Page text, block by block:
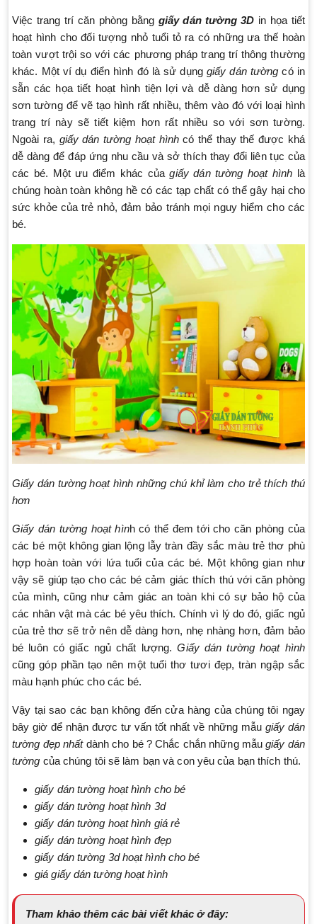
Việc trang trí căn phòng bằng giấy dán tường 3D in họa tiết
hoạt hình cho đối tượng nhỏ tuổi tỏ ra có những ưa thế hoàn
toàn vượt trội so với các phương pháp trang trí thông thường
khác. Một ví dụ điển hình đó là sử dụng giấy dán tường có in
sẵn các họa tiết hoạt hình tiện lợi và dễ dàng hơn sử dụng
sơn tường để vẽ tạo hình rất nhiều, thêm vào đó với loại hình
trang trí này sẽ tiết kiệm hơn rất nhiều so với sơn tường.
Ngoài ra, giấy dán tường hoạt hìnhcó thể thay thế được khá
dễ dàng để đáp ứng nhu cầu và sở thích thay đổi liên tục của
các bé. Một ưu điểm khác củagiấy dán tường hoạt hình là
chúng hoàn toàn không hề có các tạp chất có thể gây hại cho
sức khỏe của trẻ nhỏ, đảm bảo tránh mọi nguy hiểm cho các
bé.
Giấy dán tường hoạt hình những chú khỉ làm cho trẻ thích thú
hơn
Giấy dán tường hoạt hình có thể đem tới cho căn phòng của
các bé một không gian lộng lẫy tràn đầy sắc màu trẻ thơ phù
hợp hoàn toàn với lứa tuổi của các bé. Một không gian như
vậy sẽ giúp tạo cho các bé cảm giác thích thú với căn phòng
của mình, cũng như cảm giác an toàn khi có sự bảo hộ của
các nhân vật mà các bé yêu thích. Chính vì lý do đó, giấc ngủ
của trẻ thơ sẽ trở nên dễ dàng hơn, nhẹ nhàng hơn, đảm bảo
bé luôn có giấc ngủ chất lượng.Giấy dán tường hoạt hình
cũng góp phần tạo nên một tuổi thơ tươi đẹp, tràn ngập sắc
màu hạnh phúc cho các bé.
Vậy tại sao các bạn không đến cửa hàng của chúng tôi ngay
bây giờ để nhận được tư vấn tốt nhất về những mẫu giấy dán
tường đẹp nhấtdành cho bé ? Chắc chắn những mẫugiấy dán
tường của chúng tôi sẽ làm bạn và con yêu của bạn thích thú.
giấy dán tường hoạt hình cho bé
giấy dán tường hoạt hình 3d
giấy dán tường hoạt hình giá rẻ
giấy dán tường hoạt hình đẹp
giấy dán tường 3d hoạt hình cho bé
giá giấy dán tường hoạt hình
Tham khảo thêm các bài viết khác ở đây: